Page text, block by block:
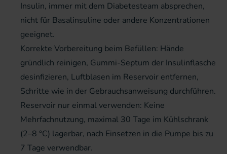
Insulin, immer mit dem Diabetesteam absprechen,
nicht für Basalinsuline oder andere Konzentrationen
geeignet.
Korrekte Vorbereitung beim Befüllen: Hände
gründlich reinigen, Gummi-Septum der Insulinflasche
desinfizieren, Luftblasen im Reservoir entfernen,
Schritte wie in der Gebrauchsanweisung durchführen.
Reservoir nur einmal verwenden: Keine
Mehrfachnutzung, maximal 30 Tage im Kühlschrank
(2–8 °C) lagerbar, nach Einsetzen in die Pumpe bis zu
7 Tage verwendbar.